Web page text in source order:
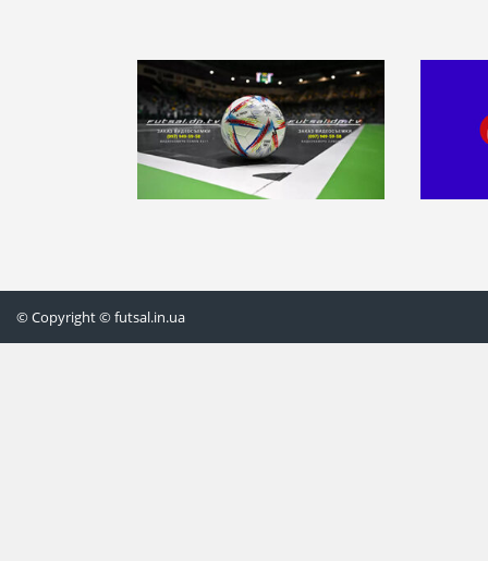
© Copyright © futsal.in.ua